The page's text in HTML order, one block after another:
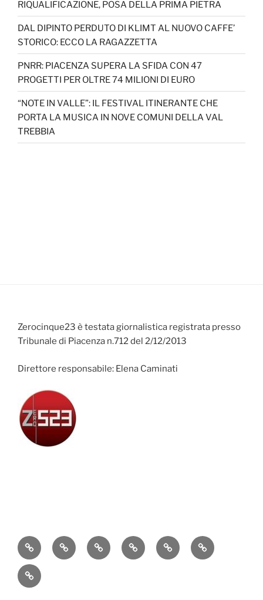
RIQUALIFICAZIONE, POSA DELLA PRIMA PIETRA
DAL DIPINTO PERDUTO DI KLIMT AL NUOVO CAFFE’
STORICO: ECCO LA RAGAZZETTA
PNRR: PIACENZA SUPERA LA SFIDA CON 47
PROGETTI PER OLTRE 74 MILIONI DI EURO
“NOTE IN VALLE”: IL FESTIVAL ITINERANTE CHE
PORTA LA MUSICA IN NOVE COMUNI DELLA VAL
TREBBIA
Zerocinque23 è testata giornalistica registrata presso
Tribunale di Piacenza n.712 del 2/12/2013
Direttore responsabile: Elena Caminati
AttualitàCronacaPolitica EconomiaCultura Sport
Contatti